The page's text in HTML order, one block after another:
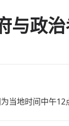
与政
地时间中午12